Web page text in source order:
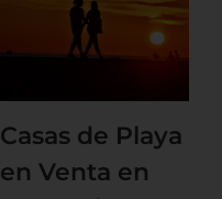
Casas de Playa
en Venta en